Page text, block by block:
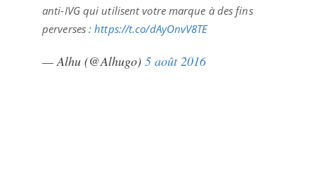
anti-IVG qui utilisent votre marque à des fins
perverses :https://t.co/dAyOnvV8TE
— Alhu (@Alhugo) 5 août 2016